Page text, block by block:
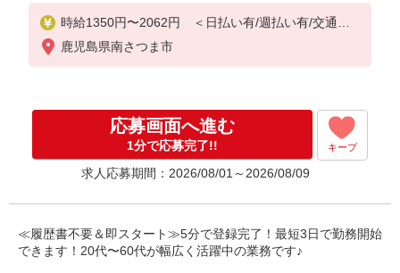
時給1350円〜2062円 ＜日払い有/週払い有/交通費
全支給(ガソリン代含む)＞
鹿児島県南さつま市
応募画面へ進む
1分で応募完了!! キープ
求人応募期間：2026/08/01～2026/08/09
≪履歴書不要＆即スタート≫5分で登録完了！最短3日で勤務開始
できます！20代〜60代が幅広く活躍中の業務です♪